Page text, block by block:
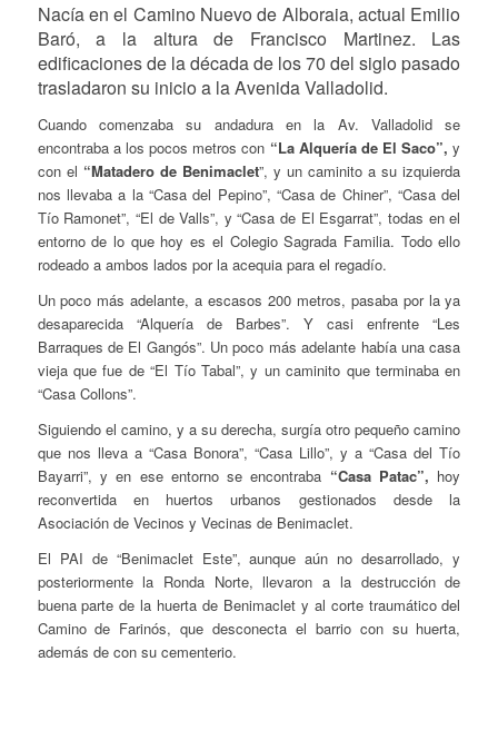
Nacía en el Camino Nuevo de Alboraia, actual Emilio
Baró, a la altura de Francisco Martinez. Las
edificaciones de la década de los 70 del siglo pasado
trasladaron su inicio a la Avenida Valladolid.
Cuando comenzaba su andadura en la Av. Valladolid se
encontraba a los pocos metros con “La Alquería de El Saco”,y
con el “Matadero de Benimaclet”, y un caminito a su izquierda
nos llevaba a la “Casa del Pepino”, “Casa de Chiner”, “Casa del
Tío Ramonet”, “El de Valls”, y “Casa de El Esgarrat”, todas en el
entorno de lo que hoy es el Colegio Sagrada Familia. Todo ello
rodeado a ambos lados por la acequia para el regadío.
Un poco más adelante, a escasos 200 metros, pasaba por la ya
desaparecida “Alquería de Barbes”. Y casi enfrente “Les
Barraques de El Gangós”. Un poco más adelante había una casa
vieja que fue de “El Tío Tabal”, y un caminito que terminaba en
“Casa Collons”.
Siguiendo el camino, y a su derecha, surgía otro pequeño camino
que nos lleva a “Casa Bonora”, “Casa Lillo”, y a “Casa del Tío
Bayarri”, y en ese entorno se encontraba “Casa Patac”, hoy
reconvertida en huertos urbanos gestionados desde la
Asociación de Vecinos y Vecinas de Benimaclet.
El PAI de “Benimaclet Este”, aunque aún no desarrollado, y
posteriormente la Ronda Norte, llevaron a la destrucción de
buena parte de la huerta de Benimaclet y al corte traumático del
Camino de Farinós, que desconecta el barrio con su huerta,
además de con su cementerio.